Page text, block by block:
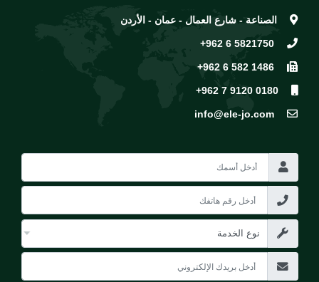
الصناعة - شارع العمال - عمان - الأردن
+962 6 5821750
+962 6 582 1486
+962 7 9120 0180
info@ele-jo.com